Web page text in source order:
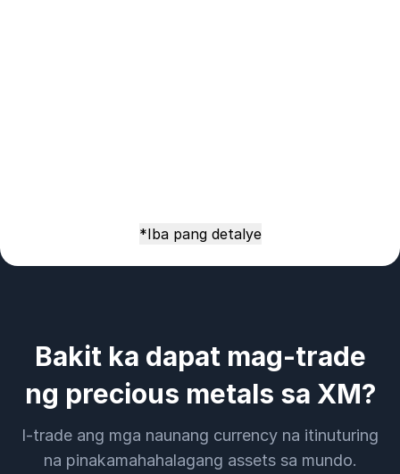
*Iba pang detalye
Bakit ka dapat mag-trade
ng precious metals sa XM?
I-trade ang mga naunang currency na itinuturing
na pinakamahahalagang assets sa mundo.